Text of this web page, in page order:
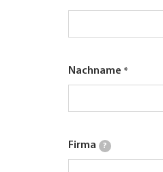
Nachname
Firma ?